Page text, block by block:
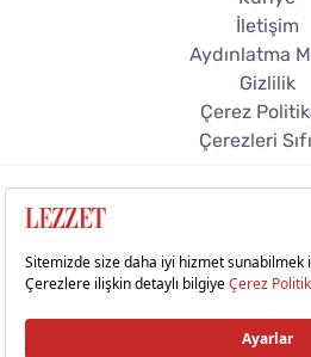
İletişim
Aydınlatma
Gizlilik
Çerez
Çerezleri
© 2026 Lezzet Online.